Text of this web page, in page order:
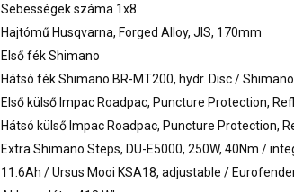
Sebességek száma 1x8
Hajtómű Husqvarna, Forged Alloy, JIS, 170mm
Első fék Shimano
Hátsó fék Shimano BR-MT200, hydr. Disc / Shimano
Első külső Impac Roadpac, Puncture Protection,
Hátsó külső Impac Roadpac, Puncture Protection,
Extra Shimano Steps, DU-E5000, 250W, 40Nm /
11.6Ah / Ursus Mooi KSA18, adjustable /